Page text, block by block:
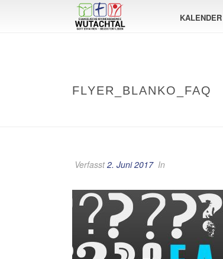
KALENDER
FLYER_BLANKO_FAQ
Verfasst2. Juni 2017 In